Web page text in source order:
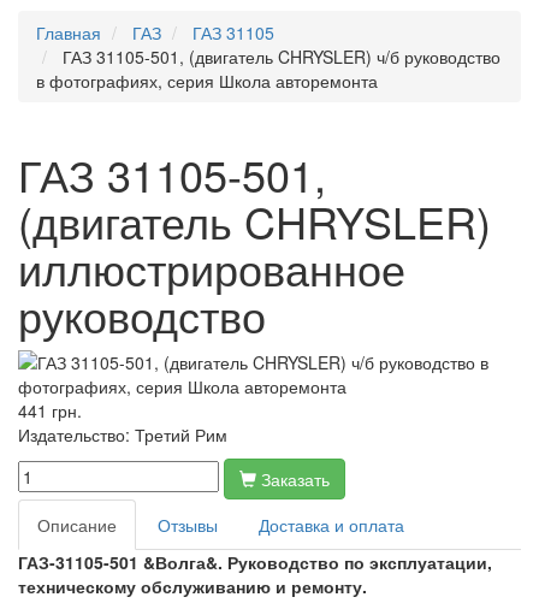
Главная
ГАЗ
ГАЗ 31105
ГАЗ 31105-501, (двигатель CHRYSLER) ч/б руководство
в фотографиях, серия Школа авторемонта
ГАЗ 31105-501,
(двигатель CHRYSLER)
иллюстрированное
руководство
441 грн.
Издательство: Третий Рим
Заказать
Описание
Отзывы
Доставка и оплата
ГАЗ-31105-501 &Волга&. Руководство по эксплуатации,
техническому обслуживанию и ремонту.